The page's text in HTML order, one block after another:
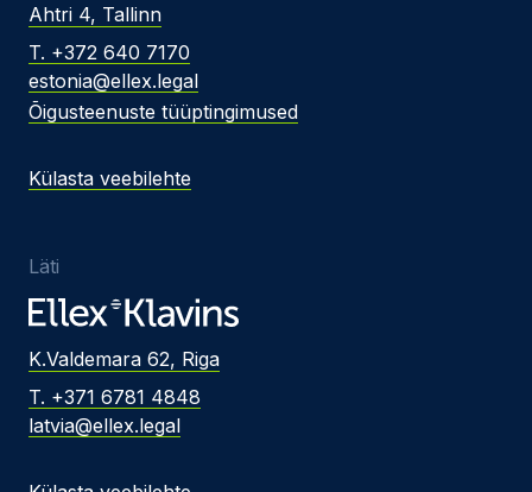
Ahtri 4, Tallinn
T. +372 640 7170
estonia@ellex.legal
Õigusteenuste tüüptingimused
Külasta veebilehte
Läti
K.Valdemara 62, Riga
T. +371 6781 4848
latvia@ellex.legal